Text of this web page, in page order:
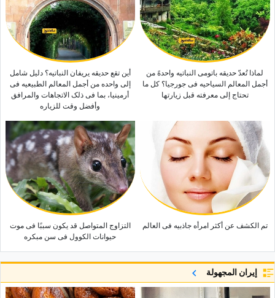
لماذا تُعدّ حدیقه باتومی النباتیه واحدهً من
أجمل المعالم السیاحیه فی جورجیا؟ کل ما
تحتاج إلى معرفته قبل زیارتها
أین تقع حدیقه یریفان النباتیه؟ دلیل شامل
إلى واحده من أجمل المعالم الطبیعیه فی
أرمینیا، بما فی ذلک الاتجاهات والمرافق
وأفضل وقت للزیاره
تم الکشف عن أکثر امرأه جاذبیه فی العالم
التزاوج المتواصل قد یکون سببًا فی موت
حیوانات الکوول فی سن مبکره
إيران المجهولة